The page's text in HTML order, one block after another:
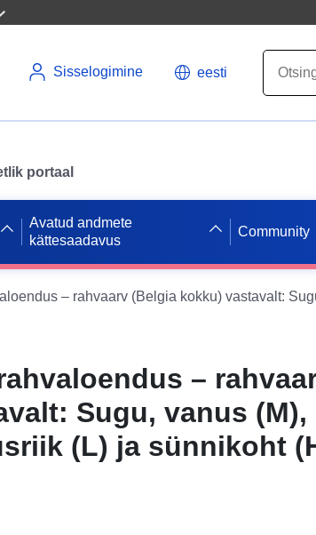
Sisselogimine eesti
portaal
Avatud andmete
kättesaadavus
Community
–
Sugu, vanus (M),
(L) ja sünnikoht